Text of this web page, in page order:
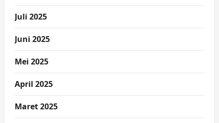
Juli 2025
Juni 2025
Mei 2025
April 2025
Maret 2025